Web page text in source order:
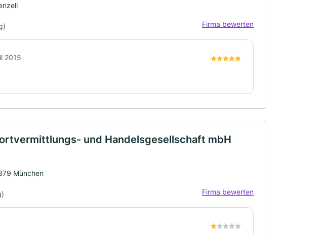
Firma bewerten
2015
und Handelsgesellschaft mbH
München
Firma bewerten